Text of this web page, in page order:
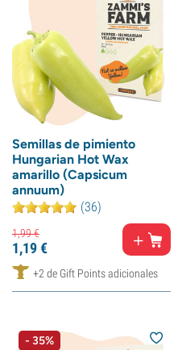
Semillas de pimiento
Hungarian Hot Wax
amarillo (Capsicum
annuum)
(36)
1,99€
1,19€
+2 de Gift Points adicionales
- 35%